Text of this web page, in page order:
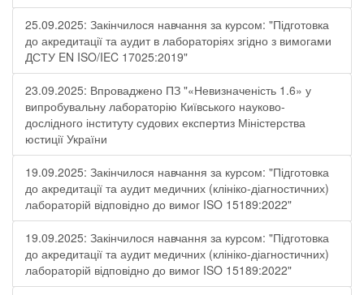
25.09.2025: Закінчилося навчання за курсом: "Підготовка
до акредитації та аудит в лабораторіях згідно з вимогами
ДСТУ EN ISO/IEC 17025:2019"
23.09.2025: Впроваджено ПЗ "«Невизначеність 1.6» у
випробувальну лабораторію Київського науково-
дослідного інституту судових експертиз Міністерства
юстиції України
19.09.2025: Закінчилося навчання за курсом: "Підготовка
до акредитації та аудит медичних (клініко-діагностичних)
лабораторій відповідно до вимог ISO 15189:2022"
19.09.2025: Закінчилося навчання за курсом: "Підготовка
до акредитації та аудит медичних (клініко-діагностичних)
лабораторій відповідно до вимог ISO 15189:2022"